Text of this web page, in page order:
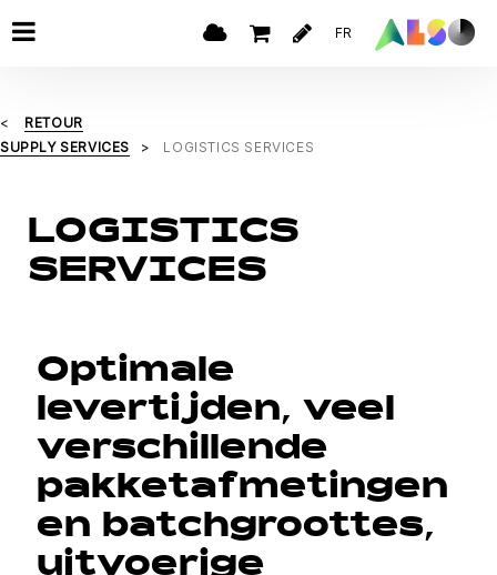
FR
RETOUR
SUPPLY SERVICES
LOGISTICS SERVICES
LOGISTICS
SERVICES
Optimale
levertijden, veel
verschillende
pakketafmetingen
en batchgroottes,
uitvoerige